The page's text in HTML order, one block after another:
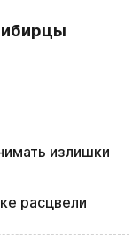
излишки
расцвели